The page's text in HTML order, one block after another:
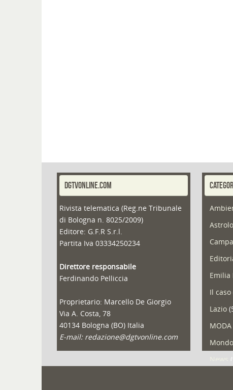
DGTVONLINE.COM
Rivista telematica (Reg.ne Tribunale
di Bologna n. 8025/2009)
Editore: G.F.R S.r.l.
Partita Iva 03334250234
Direttore responsabile
Ferdinando Pelliccia
Proprietario: Marcello De Giorgio
Via A. Costa, 78
40134 Bologna (BO) Italia
E-mail: redazione@dgtvonline.com
Emilia
Il caso
Lazio
MODA